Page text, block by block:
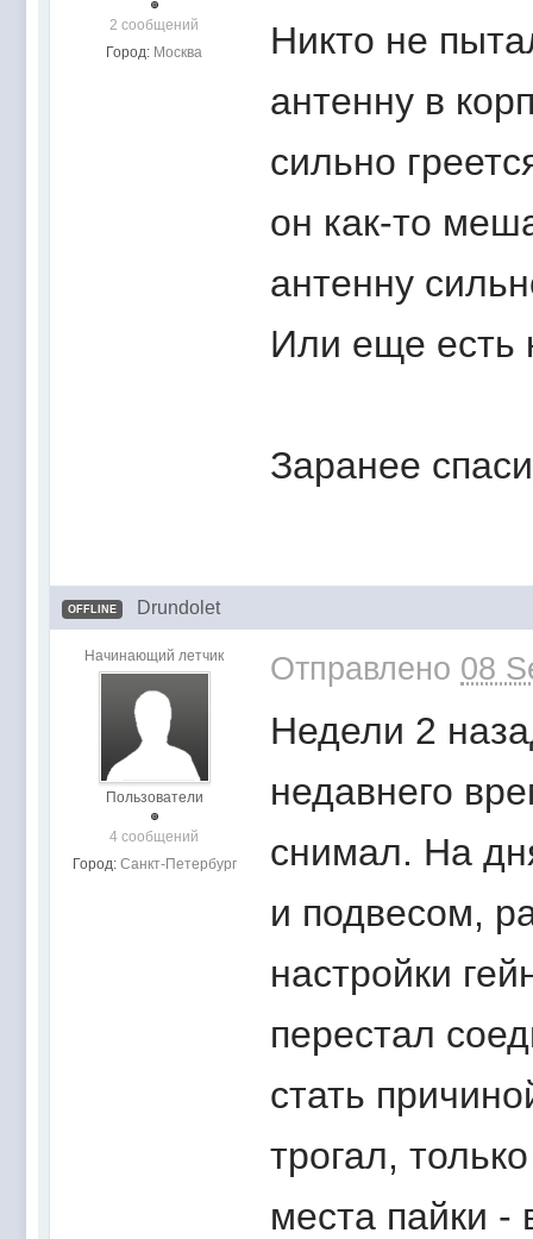
2 сообщений
Город: Москва
Никто не
антенну в
сильно
он как-то
антенну
Или еще есть
Заранее
OFFLINE Drundolet
Начинающий летчик
Пользователи
4 сообщений
Город: Санкт-Петербург
Отправлено 08
Недели 2
недавнего
снимал. На
и подвесом,
настройки
перестал
стать
трогал,
места пайки -